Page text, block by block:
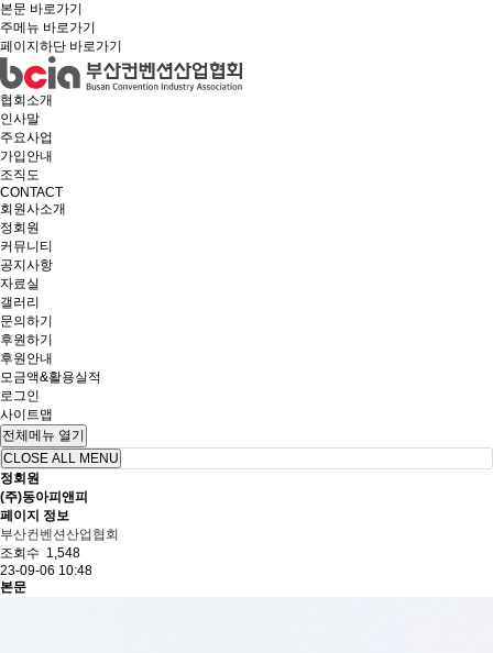
본문 바로가기
주메뉴 바로가기
페이지하단 바로가기
협회소개
인사말
주요사업
가입안내
조직도
CONTACT
회원사소개
정회원
커뮤니티
공지사항
자료실
갤러리
문의하기
후원하기
후원안내
모금액&활용실적
로그인
사이트맵
전체메뉴 열기
CLOSE ALL MENU
정회원
(주)동아피앤피
페이지 정보
부산컨벤션산업협회
조회수 1,548
23-09-06 10:48
본문